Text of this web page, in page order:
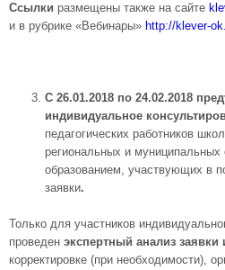
Ссылки размещены также на сайте
и в рубрике «Вебинары» http://klever-
С 26.01.2018 по 24.02.2018
индивидуальное
педагогических работников
региональных и муниципальных
образованием, участвующих в
заявки.
Только для участников
проведен экспертный анализ
корректировке (при необходимости),